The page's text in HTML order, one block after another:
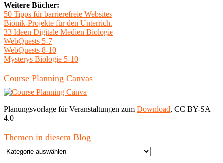
Weitere Bücher:
50 Tipps für barrierefreie Websites
Bionik-Projekte für den Unterricht
33 Ideen Digitale Medien Biologie
WebQuests 5-7
WebQuests 8-10
Mysterys Biologie 5-10
Course Planning Canvas
Planungsvorlage für Veranstaltungen zum Download, CC BY-SA
4.0
Themen in diesem Blog
Themen